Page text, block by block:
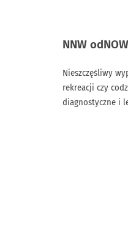
NNW
Nieszczęśliwy
rekreacji czy
diagnostyczne i